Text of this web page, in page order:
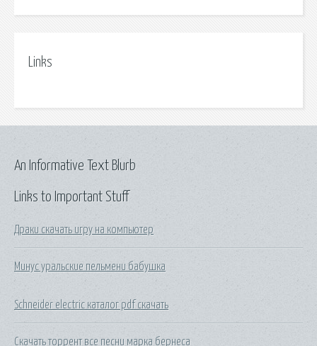
Links
Links to Important Stuff
Драки скачать игру на компьютер
Минус уральские пельмени бабушка
Schneider electric каталог pdf скачать
Скачать торрент все песни марка бернеса
An Informative Text Blurb